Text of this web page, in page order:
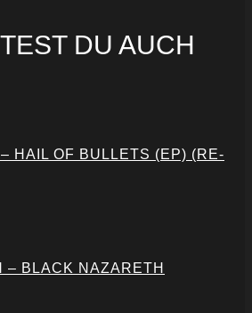
DU AUCH
HAIL OF BULLETS (EP) (RE-
– BLACK NAZARETH